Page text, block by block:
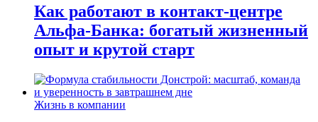
Как работают в контакт-центре
Альфа-Банка: богатый жизненный
опыт и крутой старт
Жизнь в компании